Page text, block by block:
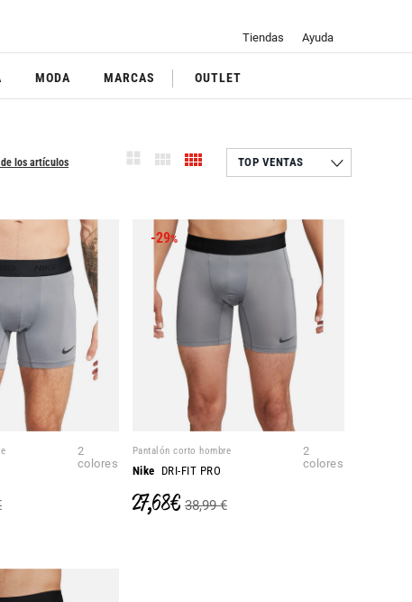
Tiendas Ayuda
MODA MARCAS OUTLET
los artículos
2
colores
-29%
Pantalón corto hombre
Nike DRI-FIT PRO
2
colores
27,68 € 38,99 €